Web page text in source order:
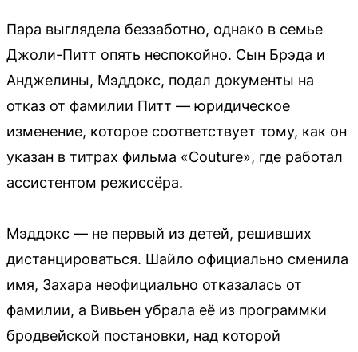
Пара выглядела беззаботно, однако в семье
Джоли-Питт опять неспокойно. Сын Брэда и
Анджелины, Мэддокс, подал документы на
отказ от фамилии Питт — юридическое
изменение, которое соответствует тому, как он
указан в титрах фильма «Couture», где работал
ассистентом режиссёра.
Мэддокс — не первый из детей, решивших
дистанцироваться. Шайло официально сменила
имя, Захара неофициально отказалась от
фамилии, а Вивьен убрала её из программки
бродвейской постановки, над которой